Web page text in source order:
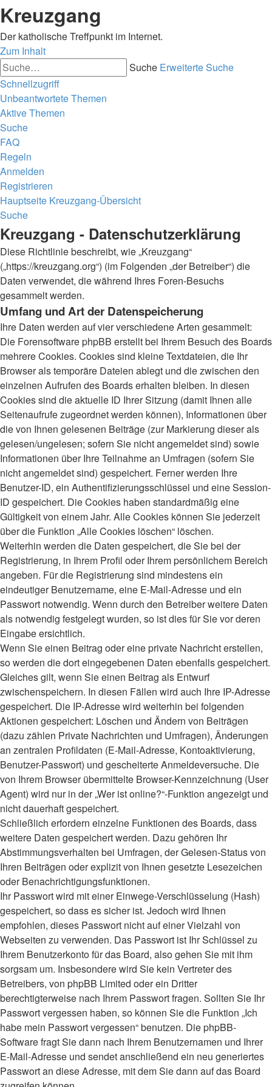
Kreuzgang
Der katholische Treffpunkt im Internet.
Zum Inhalt
Suche Erweiterte Suche
Schnellzugriff
Unbeantwortete Themen
Aktive Themen
Suche
FAQ
Regeln
Anmelden
Registrieren
Hauptseite Kreuzgang-Übersicht
Suche
Kreuzgang - Datenschutzerklärung
Diese Richtlinie beschreibt, wie „Kreuzgang“
(„https://kreuzgang.org“) (im Folgenden „der Betreiber“) die
Daten verwendet, die während Ihres Foren-Besuchs
gesammelt werden.
Umfang und Art der Datenspeicherung
Ihre Daten werden auf vier verschiedene Arten gesammelt:
Die Forensoftware phpBB erstellt bei Ihrem Besuch des Boards
mehrere Cookies. Cookies sind kleine Textdateien, die Ihr
Browser als temporäre Dateien ablegt und die zwischen den
einzelnen Aufrufen des Boards erhalten bleiben. In diesen
Cookies sind die aktuelle ID Ihrer Sitzung (damit Ihnen alle
Seitenaufrufe zugeordnet werden können), Informationen über
die von Ihnen gelesenen Beiträge (zur Markierung dieser als
gelesen/ungelesen; sofern Sie nicht angemeldet sind) sowie
Informationen über Ihre Teilnahme an Umfragen (sofern Sie
nicht angemeldet sind) gespeichert. Ferner werden Ihre
Benutzer-ID, ein Authentifizierungsschlüssel und eine Session-
ID gespeichert. Die Cookies haben standardmäßig eine
Gültigkeit von einem Jahr. Alle Cookies können Sie jederzeit
über die Funktion „Alle Cookies löschen“ löschen.
Weiterhin werden die Daten gespeichert, die Sie bei der
Registrierung, in Ihrem Profil oder Ihrem persönlichem Bereich
angeben. Für die Registrierung sind mindestens ein
eindeutiger Benutzername, eine E-Mail-Adresse und ein
Passwort notwendig. Wenn durch den Betreiber weitere Daten
als notwendig festgelegt wurden, so ist dies für Sie vor deren
Eingabe ersichtlich.
Wenn Sie einen Beitrag oder eine private Nachricht erstellen,
so werden die dort eingegebenen Daten ebenfalls gespeichert.
Gleiches gilt, wenn Sie einen Beitrag als Entwurf
zwischenspeichern. In diesen Fällen wird auch Ihre IP-Adresse
gespeichert. Die IP-Adresse wird weiterhin bei folgenden
Aktionen gespeichert: Löschen und Ändern von Beiträgen
(dazu zählen Private Nachrichten und Umfragen), Änderungen
an zentralen Profildaten (E-Mail-Adresse, Kontoaktivierung,
Benutzer-Passwort) und gescheiterte Anmeldeversuche. Die
von Ihrem Browser übermittelte Browser-Kennzeichnung (User
Agent) wird nur in der „Wer ist online?“-Funktion angezeigt und
nicht dauerhaft gespeichert.
Schließlich erfordern einzelne Funktionen des Boards, dass
weitere Daten gespeichert werden. Dazu gehören Ihr
Abstimmungsverhalten bei Umfragen, der Gelesen-Status von
Ihren Beiträgen oder explizit von Ihnen gesetzte Lesezeichen
oder Benachrichtigungsfunktionen.
Ihr Passwort wird mit einer Einwege-Verschlüsselung (Hash)
gespeichert, so dass es sicher ist. Jedoch wird Ihnen
empfohlen, dieses Passwort nicht auf einer Vielzahl von
Webseiten zu verwenden. Das Passwort ist Ihr Schlüssel zu
Ihrem Benutzerkonto für das Board, also gehen Sie mit ihm
sorgsam um. Insbesondere wird Sie kein Vertreter des
Betreibers, von phpBB Limited oder ein Dritter
berechtigterweise nach Ihrem Passwort fragen. Sollten Sie Ihr
Passwort vergessen haben, so können Sie die Funktion „Ich
habe mein Passwort vergessen“ benutzen. Die phpBB-
Software fragt Sie dann nach Ihrem Benutzernamen und Ihrer
E-Mail-Adresse und sendet anschließend ein neu generiertes
Passwort an diese Adresse, mit dem Sie dann auf das Board